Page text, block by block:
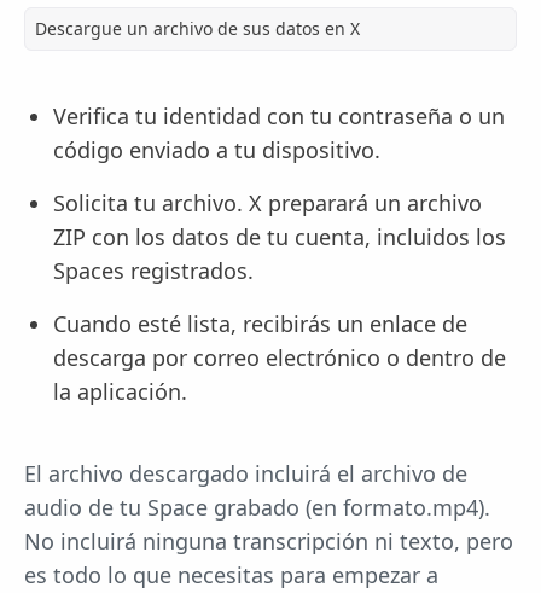
Descargue un archivo de sus datos en X
Verifica tu identidad con tu contraseña o un
código enviado a tu dispositivo.
Solicita tu archivo. X preparará un archivo
ZIP con los datos de tu cuenta, incluidos los
Spaces registrados.
Cuando esté lista, recibirás un enlace de
descarga por correo electrónico o dentro de
la aplicación.
El archivo descargado incluirá el archivo de
audio de tu Space grabado (en formato.mp4).
No incluirá ninguna transcripción ni texto, pero
es todo lo que necesitas para empezar a